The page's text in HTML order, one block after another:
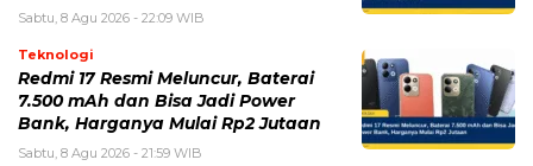
Sabtu, 8 Agu 2026 - 22:09 WIB
Teknologi
Redmi 17 Resmi Meluncur, Baterai
7.500 mAh dan Bisa Jadi Power
Bank, Harganya Mulai Rp2 Jutaan
Sabtu, 8 Agu 2026 - 21:59 WIB